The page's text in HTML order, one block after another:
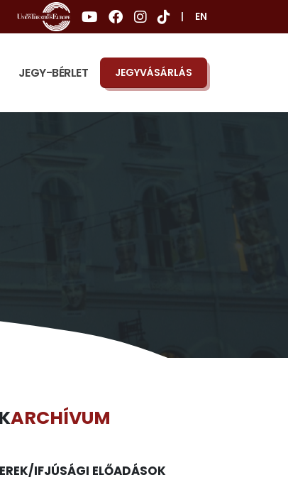
| EN
JEGY-BÉRLET JEGYVÁSÁRLÁS
ARCHÍVUM
IFJÚSÁGI ELŐADÁSOK